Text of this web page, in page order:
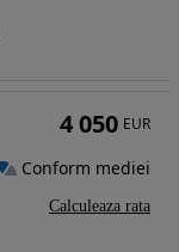
4 050 EUR
Conform mediei
Calculeaza rata